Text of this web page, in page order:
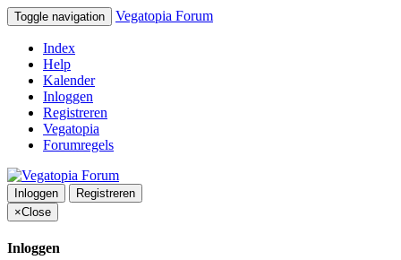
Toggle navigation Vegatopia Forum
Index
Help
Kalender
Inloggen
Registreren
Vegatopia
Forumregels
Inloggen
Registreren
×Close
Inloggen